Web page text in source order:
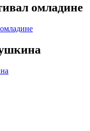
омладине